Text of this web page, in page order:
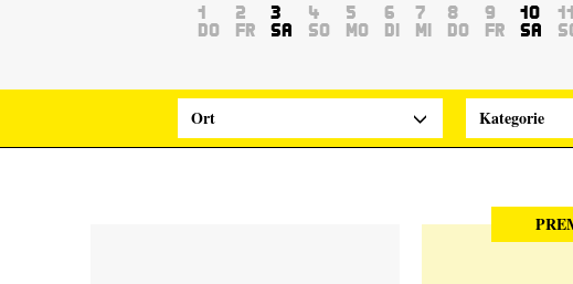
1
Do
2
Fr
3
Sa
4
So
5
Mo
6
Di
7
Mi
8
Do
9
Fr
10
Sa
11
Ort Kategorie